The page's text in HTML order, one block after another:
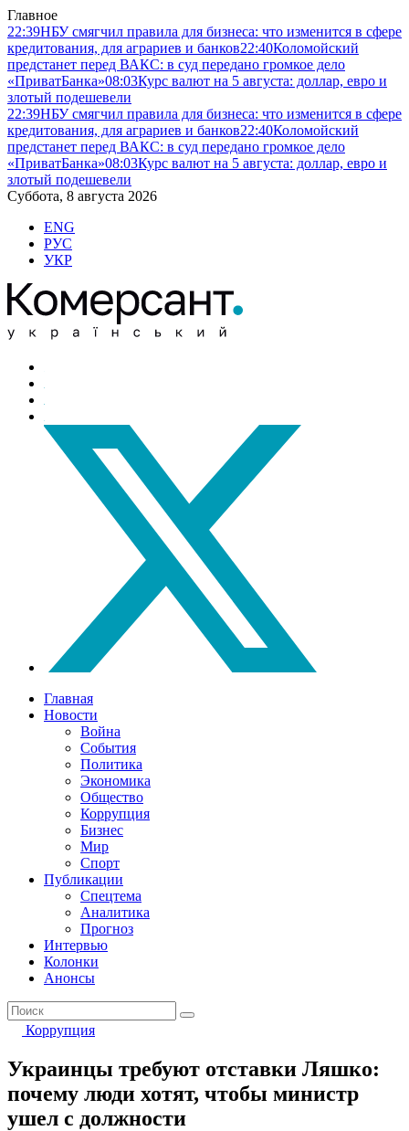
Главное
22:39НБУ смягчил правила для бизнеса: что изменится в сфере
кредитования, для аграриев и банков22:40Коломойский
предстанет перед ВАКС: в суд передано громкое дело
«ПриватБанка»08:03Курс валют на 5 августа: доллар, евро и
злотый подешевели
22:39НБУ смягчил правила для бизнеса: что изменится в сфере
кредитования, для аграриев и банков22:40Коломойский
предстанет перед ВАКС: в суд передано громкое дело
«ПриватБанка»08:03Курс валют на 5 августа: доллар, евро и
злотый подешевели
Суббота, 8 августа 2026
ENG
РУС
УКР
Главная
Новости
Война
События
Политика
Экономика
Общество
Коррупция
Бизнес
Мир
Спорт
Публикации
Спецтема
Аналитика
Прогноз
Интервью
Колонки
Анонсы
Коррупция
Украинцы требуют отставки Ляшко:
почему люди хотят, чтобы министр
ушел с должности